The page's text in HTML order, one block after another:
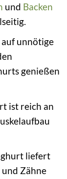
und Backen
unnötige
genießen
ist reich an
liefert
Zähne